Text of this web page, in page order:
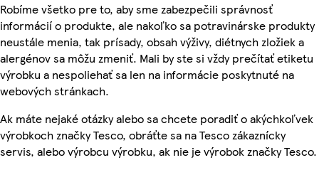
Robíme všetko pre to, aby sme zabezpečili správnosť
informácií o produkte, ale nakoľko sa potravinárske produkty
neustále menia, tak prísady, obsah výživy, diétnych zložiek a
alergénov sa môžu zmeniť. Mali by ste si vždy prečítať etiketu
výrobku a nespoliehať sa len na informácie poskytnuté na
webových stránkach.
Ak máte nejaké otázky alebo sa chcete poradiť o akýchkoľvek
výrobkoch značky Tesco, obráťte sa na Tesco zákaznícky
servis, alebo výrobcu výrobku, ak nie je výrobok značky Tesco.